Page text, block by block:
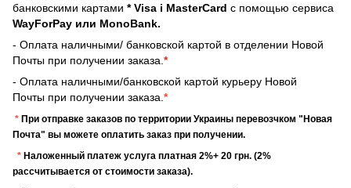
банковскими картами * Visa і MasterCard с помощью сервиса
WayForPay или MonoBank.
- Оплата наличными/ банковской картой в отделении Новой
Почты при получении заказа. *
- Оплата наличными/банковской картой курьеру Новой
Почты при получении заказа. *
* При отправке заказов по территории Украины перевозчком "Новая
Почта" вы можете оплатить заказ при получении.
* Наложенный платеж услуга платная 2%+ 20 грн. (2%
рассчитывается от стоимости заказа).